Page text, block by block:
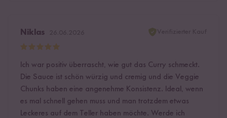
Niklas
Ich war positiv überrascht, wie gut das Curry schmeckt.
Die Sauce ist schön würzig und cremig und die Veggie
Chunks haben eine angenehme Konsistenz. Ideal, wenn
es mal schnell gehen muss und man trotzdem etwas
Leckeres auf dem Teller haben möchte. Werde ich